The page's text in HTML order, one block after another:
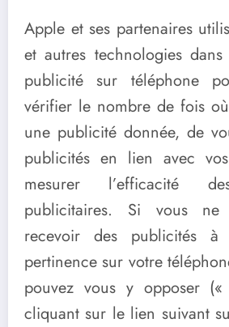
Apple et ses partenaires
et autres technologies
publicité sur téléphone
vérifier le nombre de fois
une publicité donnée, de
publicités en lien avec
mesurer l’efficacité
publicitaires. Si vous ne
recevoir des publicités
pertinence sur votre
pouvez vous y opposer («
cliquant sur le lien suivant